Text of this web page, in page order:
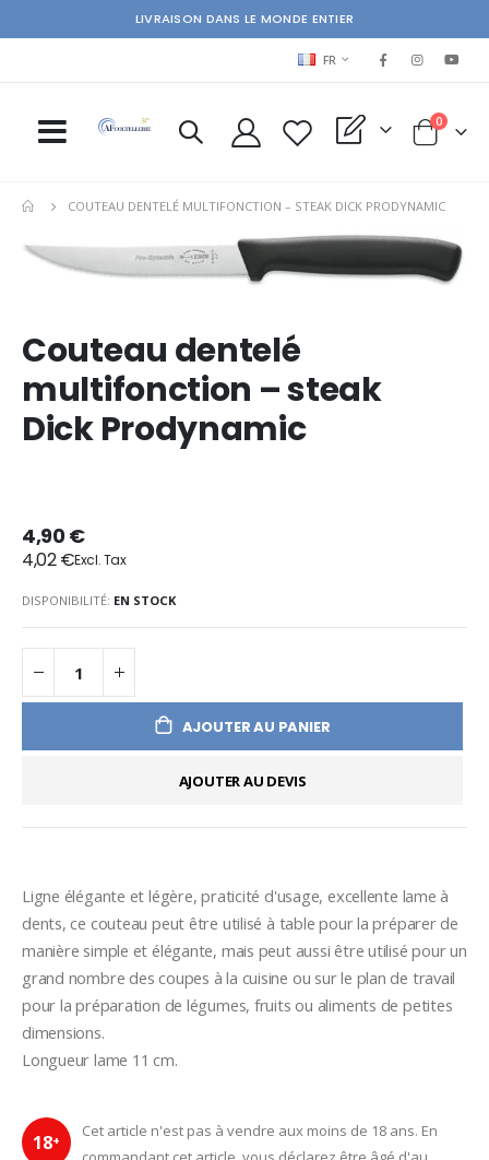
LIVRAISON DANS LE MONDE ENTIER
LANGUAGE
FR
My Quote Cart
0items
COUTEAU DENTELÉ MULTIFONCTION – STEAK DICK PRODYNAMIC
Skip
the
images
gallery
Couteau dentelé
multifonction – steak
Dick Prodynamic
4,90 €
4,02 €
DISPONIBILITÉ: EN STOCK
AJOUTER AU PANIER
AJOUTER AU DEVIS
Ligne élégante et légère, praticité d'usage, excellente lame à
dents, ce couteau peut être utilisé à table pour la préparer de
manière simple et élégante, mais peut aussi être utilisé pour un
grand nombre des coupes à la cuisine ou sur le plan de travail
pour la préparation de légumes, fruits ou aliments de petites
dimensions.
Longueur lame 11 cm.
18+
Cet article n'est pas à vendre aux moins de 18 ans. En